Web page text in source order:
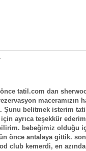
tatil.com dan
maceramızın
Şunu belitmek isterim
ayrıca teşekkür
bebeğimiz olduğu
önce antalaya gittik.
club kemerdi, en